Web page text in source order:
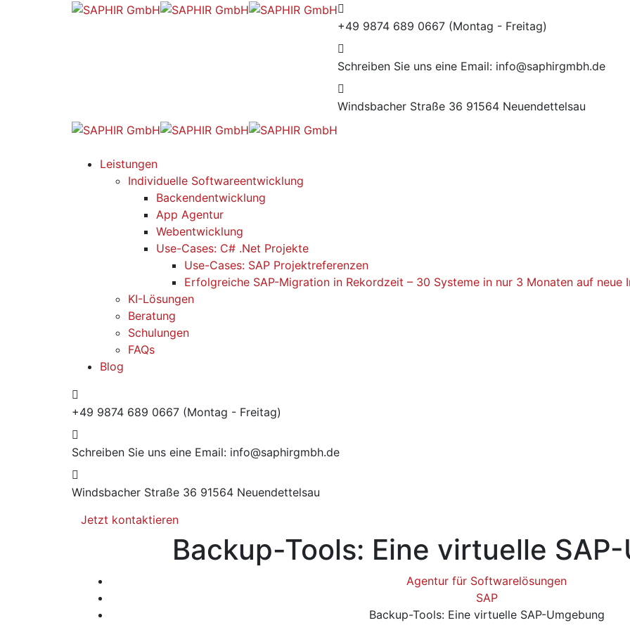
+49 9874 689 0667 (Montag - Freitag)
Schreiben Sie uns eine Email: info@saphirgmbh.de
Windsbacher Straße 36 91564 Neuendettelsau
Leistungen
Individuelle Softwareentwicklung
Backendentwicklung
App Agentur
Webentwicklung
Use-Cases: C# .Net Projekte
Use-Cases: SAP Projektreferenzen
Erfolgreiche SAP-Migration in Rekordzeit – 30 Systeme in nur 3 Monaten auf neue
KI-Lösungen
Beratung
Schulungen
FAQs
Blog
+49 9874 689 0667 (Montag - Freitag)
Schreiben Sie uns eine Email: info@saphirgmbh.de
Windsbacher Straße 36 91564 Neuendettelsau
Jetzt kontaktieren
Backup-Tools: Eine virtuelle
Agentur für Softwarelösungen
SAP
Backup-Tools: Eine virtuelle SAP-Umgebung